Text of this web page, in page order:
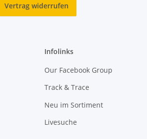
Vertrag widerrufen
Infolinks
Our Facebook Group
Track & Trace
Neu im Sortiment
Livesuche